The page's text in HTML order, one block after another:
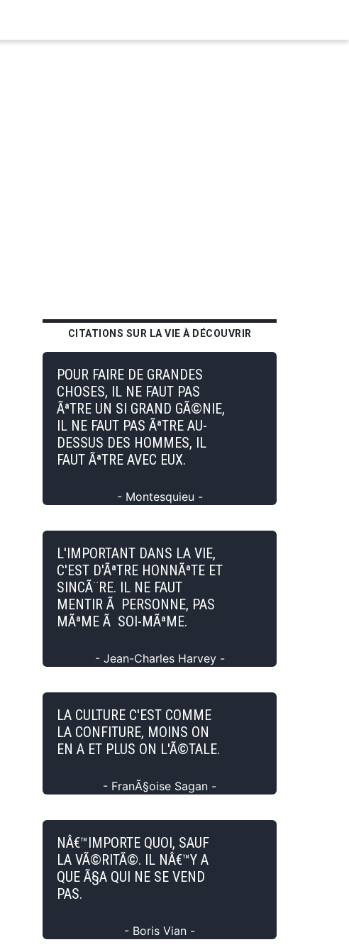
CITATIONS SUR LA VIE À DÉCOUVRIR
POUR FAIRE DE GRANDES
CHOSES, IL NE FAUT PAS
ÃªTRE UN SI GRAND GÃ©NIE,
IL NE FAUT PAS ÃªTRE AU-
DESSUS DES HOMMES, IL
FAUT ÃªTRE AVEC EUX.
- Montesquieu -
L'IMPORTANT DANS LA VIE,
C'EST D'ÃªTRE HONNÃªTE ET
SINCÃ¨RE. IL NE FAUT
MENTIR Ã PERSONNE, PAS
MÃªME Ã SOI-MÃªME.
- Jean-Charles Harvey -
LA CULTURE C'EST COMME
LA CONFITURE, MOINS ON
EN A ET PLUS ON L'Ã©TALE.
- FranÃ§oise Sagan -
NÂ€™IMPORTE QUOI, SAUF
LA VÃ©RITÃ©. IL NÂ€™Y A
QUE Ã§A QUI NE SE VEND
PAS.
- Boris Vian -